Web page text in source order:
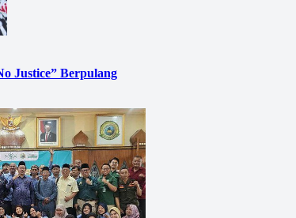
Justice” Berpulang